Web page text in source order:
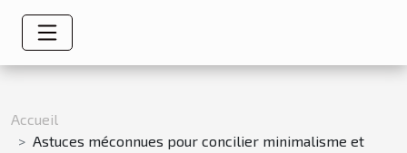
Accueil
Astuces méconnues pour concilier minimalisme et